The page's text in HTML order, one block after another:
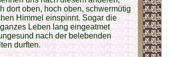
dort oben, hoch oben, schwermütig
Himmel einspinnt. Sogar die
Leben lang eingeatmet
nach der belebenden
durften.